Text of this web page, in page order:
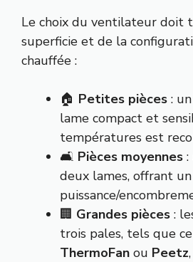
Le choix du ventilateur doit
superficie et de la
chauffée :
🏠 Petites pièces :
lame compact et
températures est
🛋️ Pièces moyennes
deux lames, offrant
puissance/
🏢 Grandes pièces :
trois pales, tels que
ThermoFan ou Peetz